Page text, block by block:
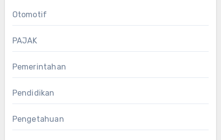
Otomotif
PAJAK
Pemerintahan
Pendidikan
Pengetahuan